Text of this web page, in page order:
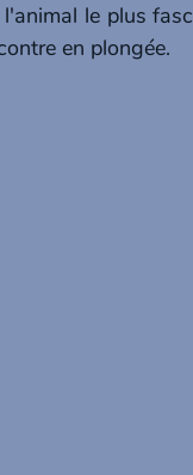
le plus
en plongée.